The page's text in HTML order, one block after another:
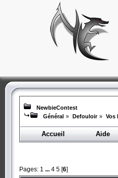
NewbieContest
Général » Defouloir » Vos
Accueil Aide
Pages: 1 ... 4 5 [6]